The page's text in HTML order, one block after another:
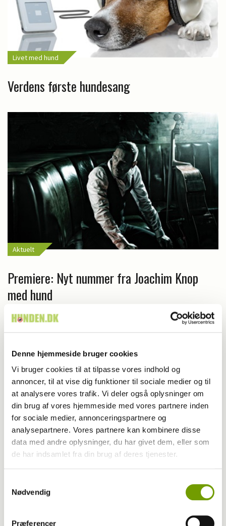
Denne hjemmeside bruger cookies
Vi bruger cookies til at tilpasse vores indhold og
annoncer, til at vise dig funktioner til sociale medier og til
at analysere vores trafik. Vi deler også oplysninger om
din brug af vores hjemmeside med vores partnere inden
for sociale medier, annonceringspartnere og
analysepartnere. Vores partnere kan kombinere disse
data med andre oplysninger, du har givet dem, eller som
de har indsamlet fra din brug af deres tjenester.
Nødvendig
Præferencer
Livet med hund
Verdens første hundesang
Aktuelt
Premiere: Nyt nummer fra Joachim Knop
med hund
Fagligt
En hund i hjemmet gør børn sundere